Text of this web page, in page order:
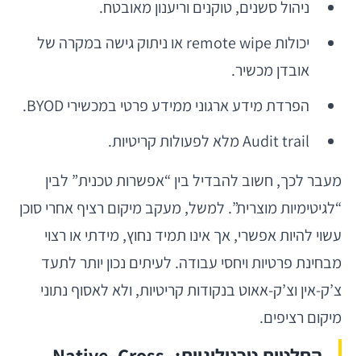
ניהול סשנים, טוקנים וריענון מאובטח.
יכולות remote wipe או ניתוק גישה במקרה של
אובדן מכשיר.
הפרדת מידע ארגוני ממידע פרטי במכשירי BYOD.
Audit trail מלא לפעולות קריטיות.
מעבר לכך, חשוב להבדיל בין “אפשרות טכנית” לבין
“לגיטימיות מוצרית”. למשל, מעקב מיקום רציף אחרי סוכן
עשוי להיות אפשרי, אך אינו תמיד נחוץ, מידתי או רצוי
מבחינת פרטיות ויחסי עבודה. לעיתים נכון יותר לתעד
צ’ק-אין וצ’ק-אאוט בנקודות קריטיות, ולא לאסוף נתוני
מיקום רציפים.